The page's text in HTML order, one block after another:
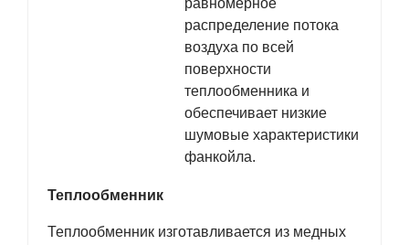
равномерное
распределение потока
воздуха по всей
поверхности
теплообменника и
обеспечивает низкие
шумовые характеристики
фанкойла.
Теплообменник
Теплообменник изготавливается из медных